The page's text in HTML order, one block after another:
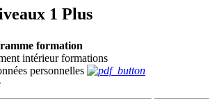
1 Plus
formation
intérieur formations
personnelles